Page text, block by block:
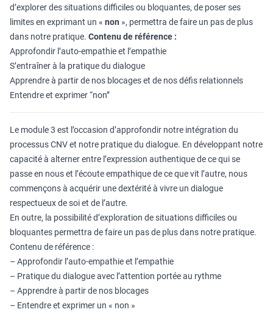
d’explorer des situations difficiles ou bloquantes, de poser ses
limites en exprimant un « non », permettra de faire un pas de plus
dans notre pratique. Contenu de référence :
Approfondir l’auto-empathie et l’empathie
S’entraîner à la pratique du dialogue
Apprendre à partir de nos blocages et de nos défis relationnels
Entendre et exprimer “non”
Le module 3 est l’occasion d’approfondir notre intégration du
processus CNV et notre pratique du dialogue. En développant notre
capacité à alterner entre l’expression authentique de ce qui se
passe en nous et l’écoute empathique de ce que vit l’autre, nous
commençons à acquérir une dextérité à vivre un dialogue
respectueux de soi et de l’autre.
En outre, la possibilité d’exploration de situations difficiles ou
bloquantes permettra de faire un pas de plus dans notre pratique.
Contenu de référence :
– Approfondir l’auto-empathie et l’empathie
– Pratique du dialogue avec l’attention portée au rythme
– Apprendre à partir de nos blocages
– Entendre et exprimer un « non »